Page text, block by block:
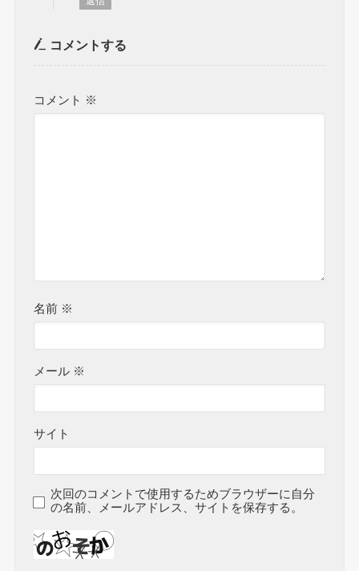
コメントする
コメント ※
名前 ※
メール ※
サイト
次回のコメントで使用するためブラウザーに自分
の名前、メールアドレス、サイトを保存する。